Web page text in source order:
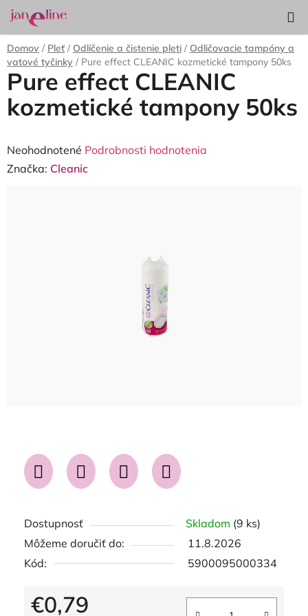
Prejsť
na
obsah
KOŠÍK
Domov / Pleť / Odlíčenie a čistenie pleti / Odličovacie tampóny a
vatové tyčinky / Pure effect CLEANIC kozmetické tampony 50ks
Dostupnosť Skladom (9 ks)
Môžeme doručiť do:
11.8.2026
Kód:
5900095000334
€0,79
Pure effect CLEANIC
kozmetické tampony 50ks
Priemerné
hodnotenie
Neohodnotené Podrobnosti hodnotenia
Značka: Cleanic